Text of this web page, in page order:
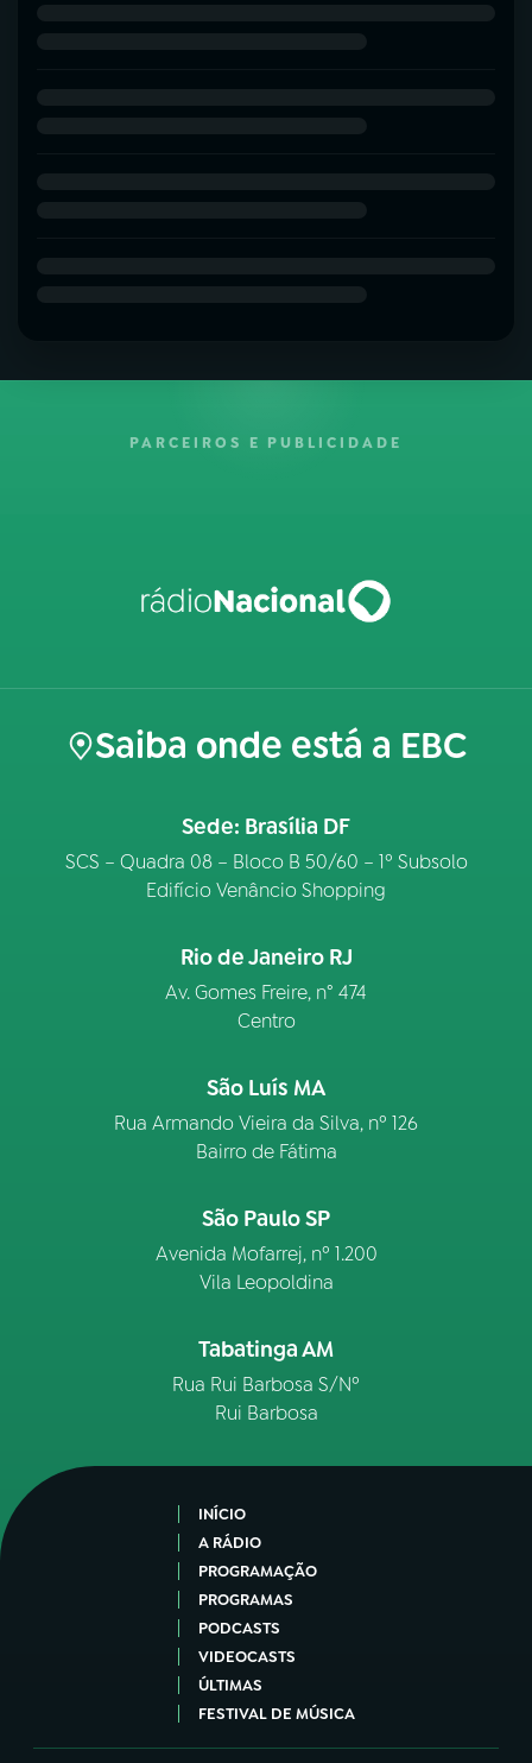
PARCEIROS E PUBLICIDADE
Saiba onde está a EBC
Sede: Brasília DF
SCS – Quadra 08 – Bloco B 50/60 – 1º Subsolo
Edifício Venâncio Shopping
Rio de Janeiro RJ
Av. Gomes Freire, n° 474
Centro
São Luís MA
Rua Armando Vieira da Silva, nº 126
Bairro de Fátima
São Paulo SP
Avenida Mofarrej, nº 1.200
Vila Leopoldina
Tabatinga AM
Rua Rui Barbosa S/Nº
Rui Barbosa
INÍCIO
A RÁDIO
PROGRAMAÇÃO
PROGRAMAS
PODCASTS
VIDEOCASTS
ÚLTIMAS
FESTIVAL DE MÚSICA